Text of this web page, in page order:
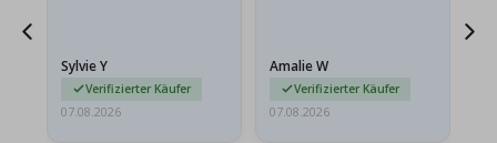
sie…
Sylvie Y
Verifizierter Käufer
07.08.2026
Amalie W
Verifizierter Käufer
07.08.2026